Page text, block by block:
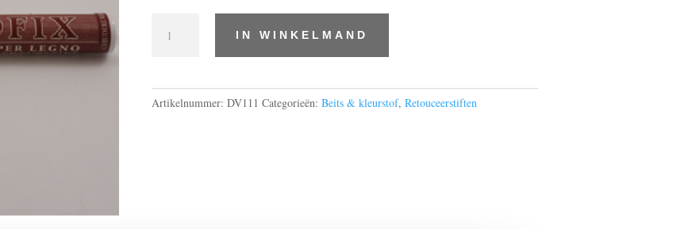
donker
IN WINKELMAND
Artikelnummer: DV111 Categorieën: Beits & kleurstof, Retouceerstiften